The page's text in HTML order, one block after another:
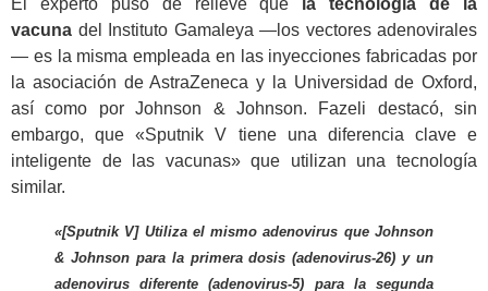
El experto puso de relieve que
la tecnología de la
vacuna del Instituto Gamaleya —los vectores adenovirales
— es la misma empleada en las inyecciones fabricadas por
la asociación de AstraZeneca y la Universidad de Oxford,
así como por Johnson & Johnson. Fazeli destacó, sin
embargo, que «Sputnik V tiene una diferencia clave e
inteligente de las vacunas» que utilizan una tecnología
similar.
«[Sputnik V] Utiliza el mismo adenovirus que Johnson
& Johnson para la primera dosis (adenovirus-26) y un
adenovirus diferente (adenovirus-5) para la segunda